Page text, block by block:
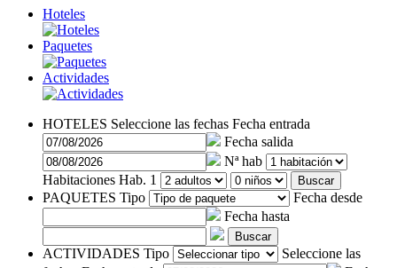
Hoteles
Paquetes
Actividades
HOTELES Seleccione las fechas Fecha entrada
Fecha salida
Nª hab
Habitaciones Hab. 1 Buscar
PAQUETES Tipo
Fecha desde
Fecha hasta
Buscar
ACTIVIDADES Tipo
Seleccione las